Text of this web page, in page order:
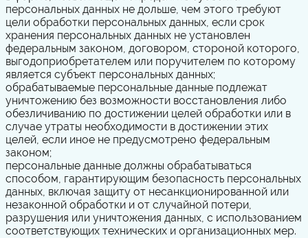
персональных данных не дольше, чем этого требуют
цели обработки персональных данных, если срок
хранения персональных данных не установлен
федеральным законом, договором, стороной которого,
выгодоприобретателем или поручителем по которому
является субъект персональных данных;
обрабатываемые персональные данные подлежат
уничтожению без возможности восстановления либо
обезличиванию по достижении целей обработки или в
случае утраты необходимости в достижении этих
целей, если иное не предусмотрено федеральным
законом;
персональные данные должны обрабатываться
способом, гарантирующим безопасность персональных
данных, включая защиту от несанкционированной или
незаконной обработки и от случайной потери,
разрушения или уничтожения данных, с использованием
соответствующих технических и организационных мер.